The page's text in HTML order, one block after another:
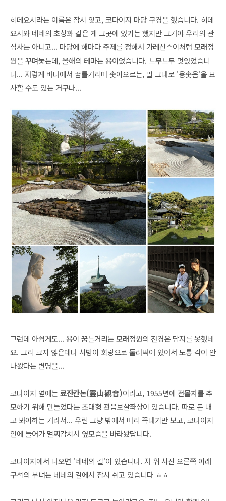
히데요시라는 이름은 잠시 잊고, 코다이지 마당 구경을 했습니다. 히데
요시와 네네의 초상화 같은 게 그곳에 있기는 했지만 그거야 우리의 관
심사는 아니고... 마당에 해마다 주제를 정해서 가레산스이처럼 모래정
원을 꾸며놓는데, 올해의 테마는 용이었습니다. 느무느무 멋있었습니
다... 저렇게 바다에서 꿈틀거리며 솟아오르는, 말 그대로 '용솟음'을 묘
사할 수도 있는 거구나...
그런데 아쉽게도... 용이 꿈틀거리는 모래정원의 전경은 담지를 못했네
요. 그리 크지 않은데다 사방이 회랑으로 둘러싸여 있어서 도통 각이 안
나왔다는 변명을...
코다이지 옆에는료잔칸논(靈山觀音)이라고, 1955년에 전몰자를 추
모하기 위해 만들었다는 초대형 관음보살좌상이 있습니다. 따로 돈 내
고 봐야하는 거라서... 우린 그냥 밖에서 머리 꼭대기만 보고, 코다이지
안에 들어가 멀찌감치서 옆모습을 바라봤답니다.
코다이지에서 나오면 '네네의 길'이 있습니다. 저 위 사진 오른쪽 아래
구석의 부녀는 네네의 길에서 잠시 쉬고 있습니다 ㅎㅎ